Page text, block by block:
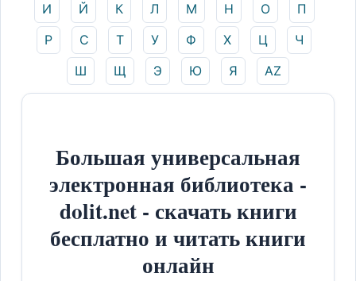
И
Й К Л М Н О
П
Р
С Т У Ф Х Ц
Ч
Ш
Щ Э Ю Я AZ
Большая универсальная
электронная библиотека -
dolit.net - скачать книги
бесплатно и читать книги
онлайн